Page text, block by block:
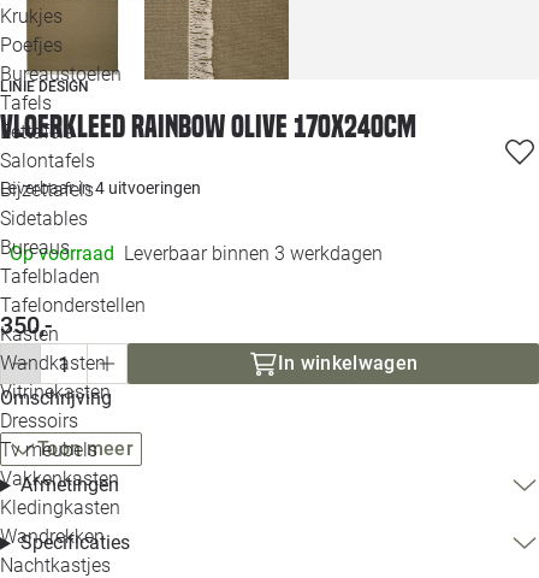
Krukjes
Poefjes
Bureaustoelen
Tafels
Eettafels
Salontafels
Bijzettafels
Sidetables
Bureaus
Tafelbladen
Tafelonderstellen
Kasten
Wandkasten
Vitrinekasten
Dressoirs
Tv meubels
Vakkenkasten
Kledingkasten
Wandrekken
Nachtkastjes
LINIE DESIGN
Vloerkleed Rainbow Olive 170x240cm
Leverbaar in4 uitvoeringen
Op voorraad Leverbaar binnen 3 werkdagen
350,-
In winkelwagen
Omschrijving
Toon meer
Afmetingen
Specificaties